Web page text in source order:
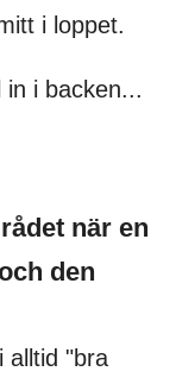
i loppet.
i backen...
när en
den
alltid "bra